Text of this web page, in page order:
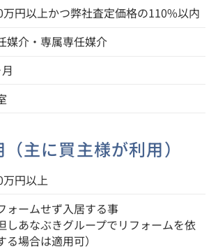
万円以上かつ弊社査定価格の110%以内
媒介・専属専任媒介
主に買主様が利用）
万円以上
ォームせず入居する事
但しあなぶきグループでリフォームを依
る場合は適用可）